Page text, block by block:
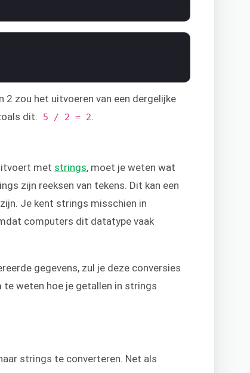
2 zou het uitvoeren van een dergelijke
dit: 5 / 2 = 2.
met strings, moet je weten wat
zijn reeksen van tekens. Dit kan een
Je kent strings misschien in
computers dit datatype vaak
gegevens, zul je deze conversies
te weten hoe je getallen in strings
strings te converteren. Net als